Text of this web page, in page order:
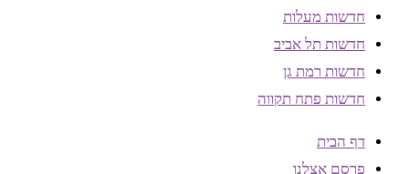
חדשות מעלות
חדשות תל אביב
חדשות רמת גן
חדשות פתח תקווה
דף הבית
פרסם אצלנו